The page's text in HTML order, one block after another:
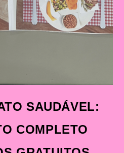
SAUDÁVEL:
COMPLETO